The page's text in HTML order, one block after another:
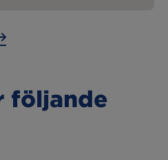
följande